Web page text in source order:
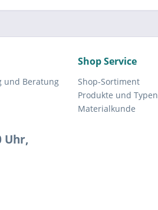
und Beratung
Uhr,
Shop Service
Shop-Sortiment
Produkte und Typen
Materialkunde